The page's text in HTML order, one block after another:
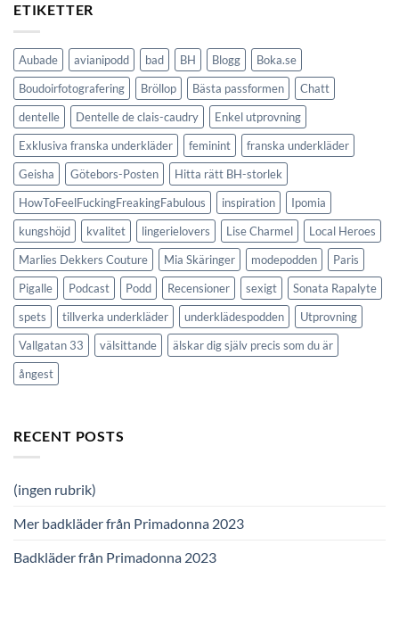
ETIKETTER
Aubade avianipodd bad BH Blogg
Boka.se
Boudoirfotografering
Bröllop Bästa passformen
Chatt
dentelle
Dentelle de clais-caudry
Enkel utprovning
Exklusiva franska underkläder
feminint
franska underkläder
Geisha
Götebors-Posten
Hitta rätt BH-storlek
HowToFeelFuckingFreakingFabulous
inspiration
Ipomia
kungshöjd
kvalitet lingerielovers Lise Charmel
Local Heroes
Marlies Dekkers Couture
Mia Skäringer modepodden
Paris
Pigalle
Podcast Podd Recensioner sexigt
Sonata Rapalyte
spets
tillverka underkläder underklädespodden
Utprovning
Vallgatan 33
välsittande
älskar dig själv precis som du är
ångest
RECENT POSTS
(ingen rubrik)
Mer badkläder från Primadonna 2023
Badkläder från Primadonna 2023